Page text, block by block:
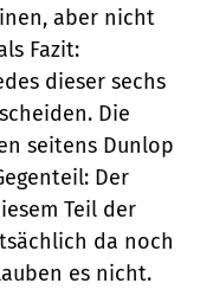
aber nicht
Fazit:
dieser sechs
Die
seitens Dunlop
Der
Teil der
da noch
es nicht.